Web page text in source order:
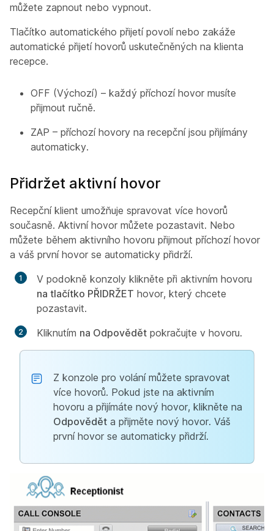
můžete zapnout nebo vypnout.
Tlačítko automatického přijetí povolí nebo zakáže
automatické přijetí hovorů uskutečněných na klienta
recepce.
OFF (Výchozí) – každý příchozí hovor musíte
přijmout ručně.
ZAP – příchozí hovory na recepční jsou přijímány
automaticky.
Přidržet aktivní hovor
Recepční klient umožňuje spravovat více hovorů
současně. Aktivní hovor můžete pozastavit. Nebo
můžete během aktivního hovoru přijmout příchozí hovor
a váš první hovor se automaticky přidrží.
V podokně konzoly klikněte při aktivním hovoru
na tlačítko PŘIDRŽET hovor, který chcete
pozastavit.
Kliknutím na Odpovědět pokračujte v hovoru.
Z konzole pro volání můžete spravovat
více hovorů. Pokud jste na aktivním
hovoru a přijímáte nový hovor, klikněte na
Odpovědět a přijměte nový hovor. Váš
první hovor se automaticky přidrží.